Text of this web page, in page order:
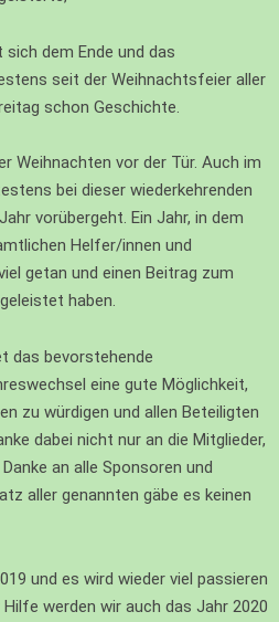
dem Ende und das
seit der Weihnachtsfeier aller
schon Geschichte.
Weihnachten vor der Tür. Auch im
bei dieser wiederkehrenden
vorübergeht. Ein Jahr, in dem
Helfer/innen und
getan und einen Beitrag zum
haben.
das bevorstehende
eine gute Möglichkeit,
zu würdigen und allen Beteiligten
dabei nicht nur an die Mitglieder,
an alle Sponsoren und
aller genannten gäbe es keinen
und es wird wieder viel passieren
werden wir auch das Jahr 2020